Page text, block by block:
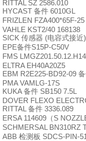
RITTAL SZ 2586.010
HYCAST 备件 6010GL
FRIZLEN FZA400*65F-
VAHLE KST2/40 168138
SICK 传感器 (电容式接近
EPE备件S15P-C50V
FMS
ELTRA EH40A20Z5
EBM R2E225-BD92-09
PMA VAMLG-17S
KUKA备件 SB150 7.5L
DOVER FLEXO
RITTAL 备件 3336.089
ERSA 114609 （S
SCHMERSAL BN310RZ
ABB 检测板 SDCS-PIN-